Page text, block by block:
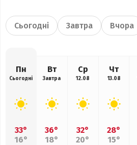
Сьогодні Завтра Вчора
Пн
Сьогодні
33°
16°
Вт
Завтра
36°
18°
Ср
12.08
32°
20°
Чт
13.08
28°
15°